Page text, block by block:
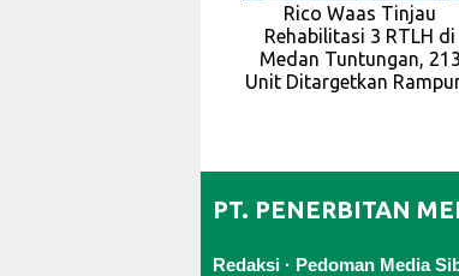
Rico Waas Tinjau
Rehabilitasi 3 RTLH di
Medan Tuntungan, 213
Unit Ditargetkan
PT. PENERBITAN
Redaksi · Pedoman Media